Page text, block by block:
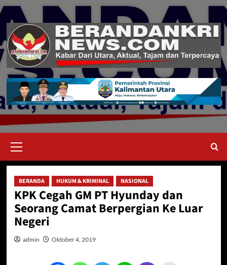
Skip
content
Menu
BERANDA HUKUM & KRIMINAL NASIONAL
KPK Cegah GM PT Hyunday dan
Seorang Camat Berpergian Ke Luar
Negeri
admin Oktober 4, 2019